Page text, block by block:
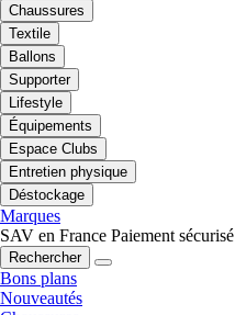
Chaussures
Textile
Ballons
Supporter
Lifestyle
Équipements
Espace Clubs
Entretien physique
Déstockage
Marques
SAV en France Paiement sécurisé
Rechercher
Bons plans
Nouveautés